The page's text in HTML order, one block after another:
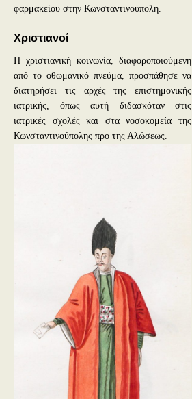
φαρμακείου στην Κωνσταντινούπολη.
Χριστιανοί
Η χριστιανική κοινωνία, διαφοροποιούμενη
από το οθωμανικό πνεύμα, προσπάθησε να
διατηρήσει τις αρχές της επιστημονικής
ιατρικής, όπως αυτή διδασκόταν στις
ιατρικές σχολές και στα νοσοκομεία της
Κωνσταντινούπολης προ της Αλώσεως.